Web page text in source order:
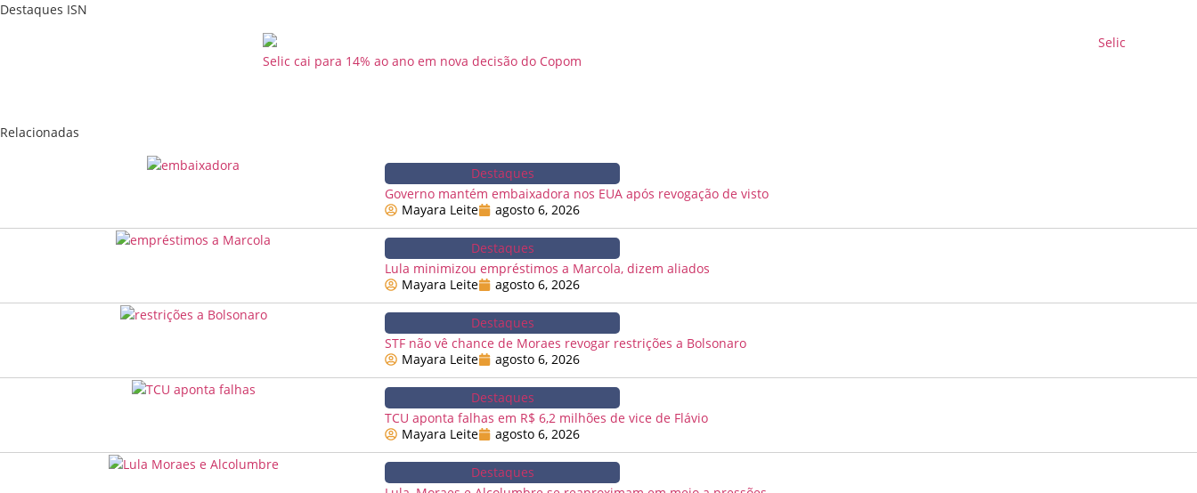
Destaques ISN
Selic cai para 14% ao ano em nova decisão do Copom
Relacionadas
Destaques
Governo mantém embaixadora nos EUA após revogação de visto
Mayara Leite
agosto 6, 2026
Destaques
Lula minimizou empréstimos a Marcola, dizem aliados
Mayara Leite
agosto 6, 2026
Destaques
STF não vê chance de Moraes revogar restrições a Bolsonaro
Mayara Leite
agosto 6, 2026
Destaques
TCU aponta falhas em R$ 6,2 milhões de vice de Flávio
Mayara Leite
agosto 6, 2026
Destaques